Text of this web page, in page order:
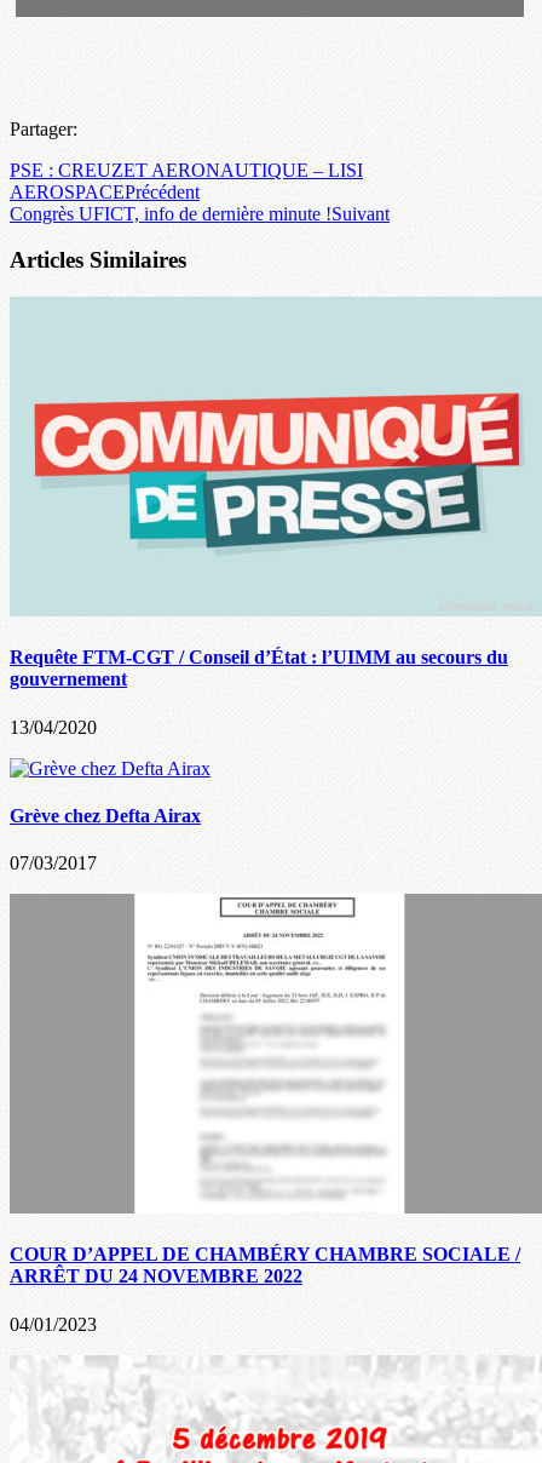
Partager:
PSE : CREUZET AERONAUTIQUE – LISI
AEROSPACEPrécédent
Congrès UFICT, info de dernière minute !Suivant
Articles Similaires
Requête FTM-CGT / Conseil d’État : l’UIMM au secours du
gouvernement
13/04/2020
Grève chez Defta Airax
07/03/2017
COUR D’APPEL DE CHAMBÉRY CHAMBRE SOCIALE /
ARRÊT DU 24 NOVEMBRE 2022
04/01/2023